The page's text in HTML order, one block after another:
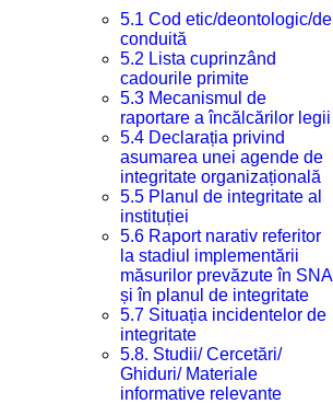
5.1 Cod etic/deontologic/de
conduită
5.2 Lista cuprinzând
cadourile primite
5.3 Mecanismul de
raportare a încălcărilor legii
5.4 Declarația privind
asumarea unei agende de
integritate organizațională
5.5 Planul de integritate al
instituției
5.6 Raport narativ referitor
la stadiul implementării
măsurilor prevăzute în SNA
și în planul de integritate
5.7 Situația incidentelor de
integritate
5.8. Studii/ Cercetări/
Ghiduri/ Materiale
informative relevante